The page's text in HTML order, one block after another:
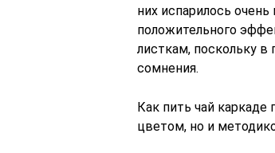
них испарилось
положительного
листкам, поскольку в
сомнения.
Как пить чай каркаде
цветом, но и